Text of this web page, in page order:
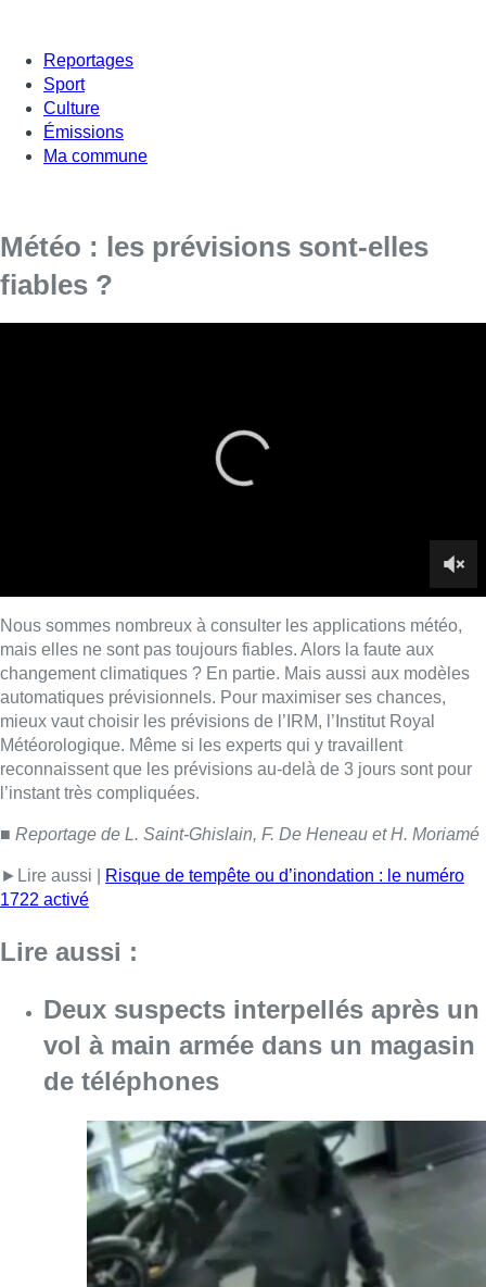
Reportages
Sport
Culture
Émissions
Ma commune
Météo : les prévisions sont-elles
fiables ?
mieux vaut choisir les prévisions de l’IRM, l’Institut Royal
Météorologique. Même si les experts qui y travaillent
reconnaissent que les prévisions au-delà de 3 jours sont pour
Reportage de L. Saint-Ghislain, F. De Heneau et H. Moriamé
Risque de tempête ou d’inondation : le numéro
Lire aussi :
Deux suspects interpellés après un
vol à main armée dans un magasin
de téléphones
07 août 2026Consulter l'article "Deux suspects
Mémorial Van Damme: “From Ivo to